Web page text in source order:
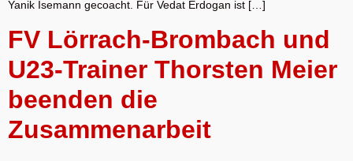
Yanik Isemann gecoacht. Für Vedat Erdogan ist […]
FV Lörrach-Brombach und
U23-Trainer Thorsten Meier
beenden die
Zusammenarbeit